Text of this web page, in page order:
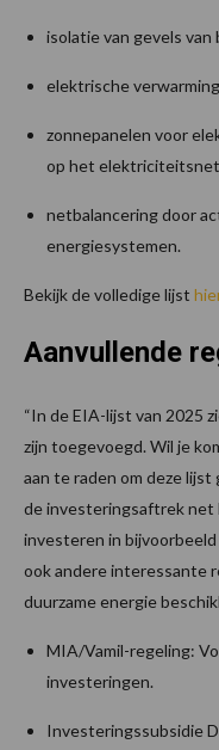
isolatie van gevels
elektrische
zonnepanelen voor
op het
netbalancering door
energiesystemen.
Bekijk de volledige lijst
Aanvullende
“In de EIA-lijst van 2025
zijn toegevoegd. Wil je
aan te raden om deze
de investeringsaftrek net
investeren in bijvoorbeeld
ook andere interessante
duurzame energie
MIA/Vamil-regeling:
investeringen.
Investeringssubsidie